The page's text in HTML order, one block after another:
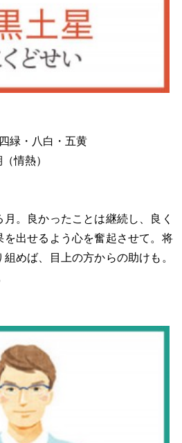
緑・八白・五黄
情熱）
。良かったことは継続し、良く
を出せるよう心を奮起させて。将
めば、目上の方からの助けも。